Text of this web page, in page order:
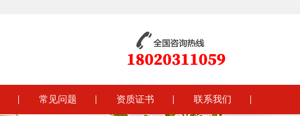
常见问题 资质证书 联系我们